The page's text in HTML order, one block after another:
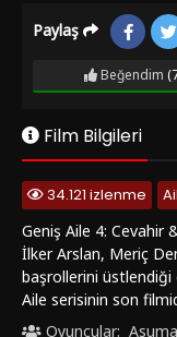
Paylaş
Beğendim
Film Bilgileri
34.121 izlenme
Geniş Aile 4: Cevahir
İlker Arslan, Meriç
başrollerini üstlendiği
Aile serisinin son
atlayan komedi dolu
Oyuncular: